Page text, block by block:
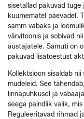
sisetallad pakuvad
kuumematel päevadel.
samm vabaks ja
värvitoonis ja sobivad
austajatele. Samuti on
pakuvad lisatoestust
Kollektsioon sisaldab
mudeleid. See
linnapuhkusel ja
seega paindlik valik,
Reguleeritavad rihmad